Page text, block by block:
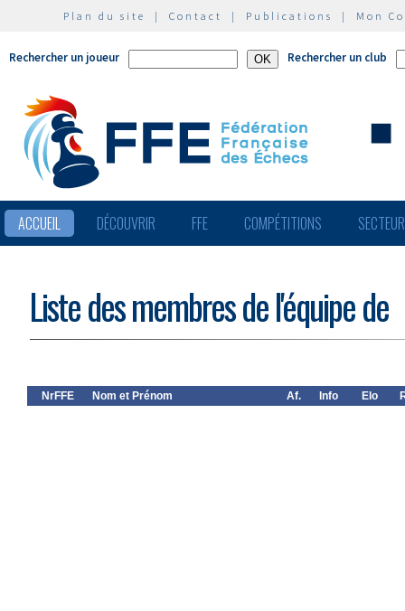
Plan du site | Contact | Publications | Mon
Rechercher un joueur Rechercher un club
ACCUEIL DÉCOUVRIR FFE COMPÉTITIONS
Liste des membres de l'équipe de
NrFFE Nom et Prénom Af. Info Elo